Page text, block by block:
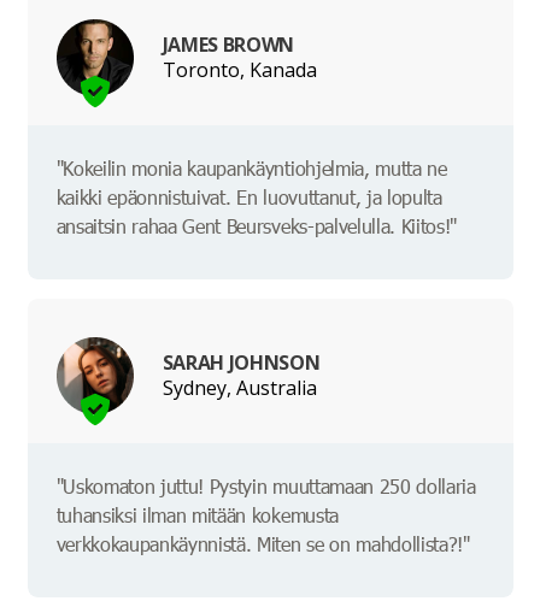
JAMES BROWN
Toronto, Kanada
"Kokeilin monia kaupankäyntiohjelmia, mutta ne
kaikki epäonnistuivat. En luovuttanut, ja lopulta
ansaitsin rahaa Gent Beursveks-palvelulla. Kiitos!"
SARAH JOHNSON
Sydney, Australia
"Uskomaton juttu! Pystyin muuttamaan 250 dollaria
tuhansiksi ilman mitään kokemusta
verkkokaupankäynnistä. Miten se on mahdollista?!"